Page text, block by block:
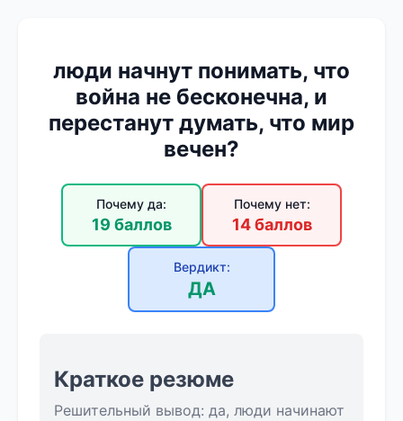
люди начнут понимать, что
война не бесконечна, и
перестанут думать, что мир
вечен?
Почему да:
19 баллов
Почему нет:
14 баллов
Вердикт:
ДА
Краткое резюме
Решительный вывод: да, люди начинают